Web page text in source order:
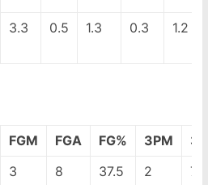
3.3 0.5 1.3 0.3 1.2
FGM FGA FG% 3PM
3 8 37.5 2 7